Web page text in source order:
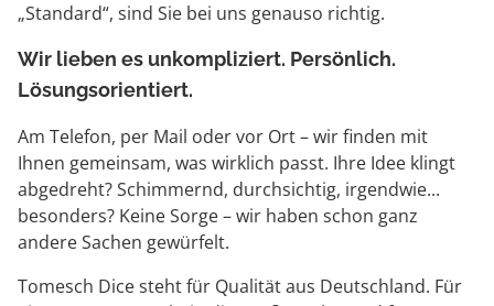
„Standard“, sind Sie bei uns genauso richtig.
Wir lieben es unkompliziert. Persönlich.
Lösungsorientiert.
Am Telefon, per Mail oder vor Ort – wir finden mit
Ihnen gemeinsam, was wirklich passt. Ihre Idee klingt
abgedreht? Schimmernd, durchsichtig, irgendwie...
besonders? Keine Sorge – wir haben schon ganz
andere Sachen gewürfelt.
Tomesch Dice steht für Qualität aus Deutschland. Für